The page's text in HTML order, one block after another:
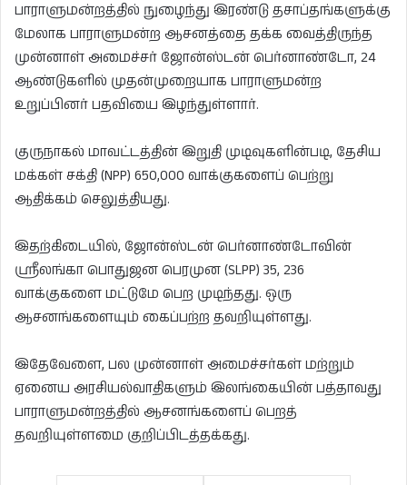
பாராளுமன்றத்தில் நுழைந்து இரண்டு தசாப்தங்களுக்கு
மேலாக பாராளுமன்ற ஆசனத்தை தக்க வைத்திருந்த
முன்னாள் அமைச்சர் ஜோன்ஸ்டன் பெர்னாண்டோ, 24
ஆண்டுகளில் முதன்முறையாக பாராளுமன்ற
உறுப்பினர் பதவியை இழந்துள்ளார்.
குருநாகல் மாவட்டத்தின் இறுதி முடிவுகளின்படி, தேசிய
மக்கள் சக்தி (NPP) 650,000 வாக்குகளைப் பெற்று
ஆதிக்கம் செலுத்தியது.
இதற்கிடையில், ஜோன்ஸ்டன் பெர்னாண்டோவின்
ஸ்ரீலங்கா பொதுஜன பெரமுன (SLPP) 35, 236
வாக்குகளை மட்டுமே பெற முடிந்தது. ஒரு
ஆசனங்களையும் கைப்பற்ற தவறியுள்ளது.
இதேவேளை, பல முன்னாள் அமைச்சர்கள் மற்றும்
ஏனைய அரசியல்வாதிகளும் இலங்கையின் பத்தாவது
பாராளுமன்றத்தில் ஆசனங்களைப் பெறத்
தவறியுள்ளமை குறிப்பிடத்தக்கது.